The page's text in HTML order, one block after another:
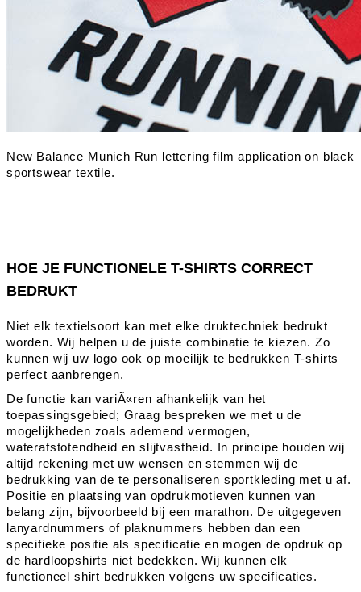
HOE JE FUNCTIONELE T-SHIRTS CORRECT
BEDRUKT
Niet elk textielsoort kan met elke druktechniek bedrukt
worden. Wij helpen u de juiste combinatie te kiezen. Zo
kunnen wij uw logo ook op moeilijk te bedrukken T-shirts
perfect aanbrengen.
De functie kan variÃ«ren afhankelijk van het
toepassingsgebied; Graag bespreken we met u de
mogelijkheden zoals ademend vermogen,
waterafstotendheid en slijtvastheid. In principe houden wij
altijd rekening met uw wensen en stemmen wij de
bedrukking van de te personaliseren sportkleding met u af.
Positie en plaatsing van opdrukmotieven kunnen van
belang zijn, bijvoorbeeld bij een marathon. De uitgegeven
lanyardnummers of plaknummers hebben dan een
specifieke positie als specificatie en mogen de opdruk op
de hardloopshirts niet bedekken. Wij kunnen elk
functioneel shirt bedrukken volgens uw specificaties.